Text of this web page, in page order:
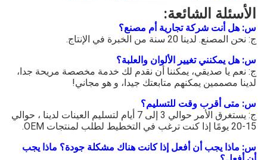
الأسئلة الشائعة:
س: هل أنت شركة تجارية أم مصنع؟
ج: نحن المصنع. لدينا 20 سنة من الخبرة في الإنتاج.
س: هل يمكنني تغيير الألوان والعلبة؟
ج: نعم يا صديقي، يمكننا أن نقدم لك خدمة مخصصة مريحة جدا،
لدينا مصممين يمكنهم متابعتك جيدا، و هو مجاني!
س: متى أقرب وقت للتسليم؟
ج: يستغرق الأمر حوالي 3 إلى 7 أيام لتسليم العينات لدينا ، حوالي
15-20 يومًا إذا كنت ترغب في التخطيط لطلب لمنتجات OEM.
س: ماذا يجب أن أفعل إذا كانت هناك مشكلة جودة؟ ماذا يجب